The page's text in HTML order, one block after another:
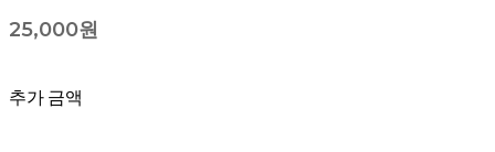
25,000원
추가 금액